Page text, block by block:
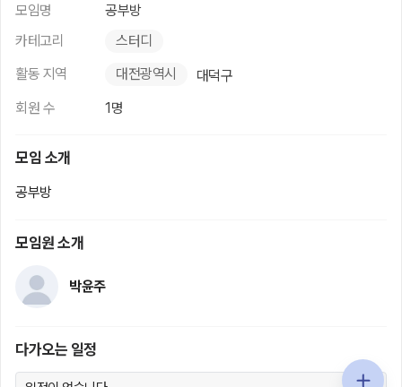
모임명
공부방
카테고리
스터디
활동 지역
대전광역시
대덕구
회원 수
1명
모임 소개
공부방
모임원 소개
박윤주
다가오는 일정